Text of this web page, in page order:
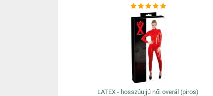
LATEX - hosszúujjú női overál (piros)